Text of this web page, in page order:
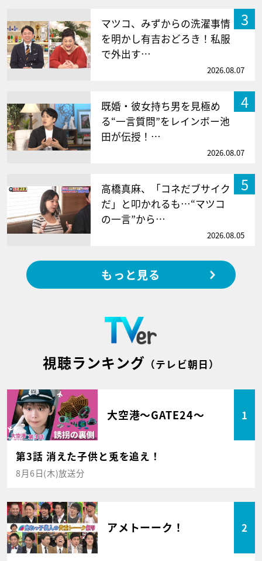
3
マツコ、みずからの洗濯事情
を明かし有吉おどろき！私服
で外出す…
2026.08.07
4
既婚・彼女持ち男を見極め
る“一言質問”をレインボー池
田が伝授！…
2026.08.07
5
高橋真麻、「コネだブサイク
だ」と叩かれるも…“マツコ
の一言”から…
2026.08.05
もっと見る
視聴ランキング （テレビ朝日）
大空港～GATE24～ 1
第3話 消えた子供と兎を追え！
8月6日(木)放送分
アメトーーク！ 2